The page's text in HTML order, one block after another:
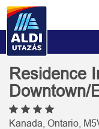
Residence
Downtown/
Kanada, Ontario,